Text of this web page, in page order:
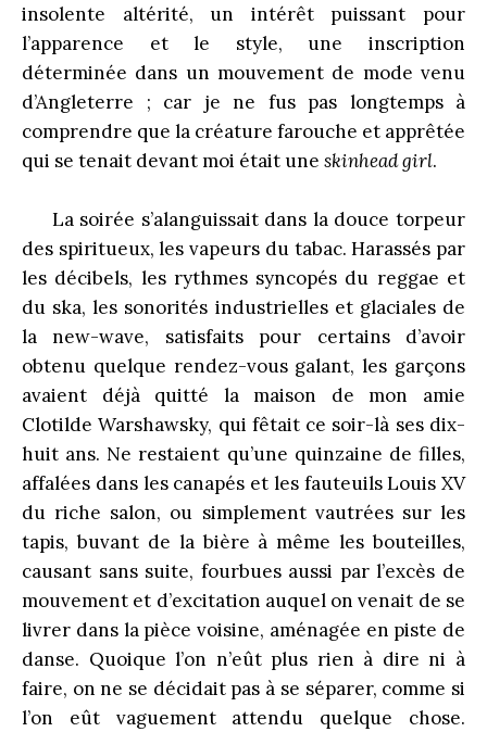
insolente altérité, un intérêt puissant pour
l’apparence et le style, une inscription
déterminée dans un mouvement de mode venu
d’Angleterre ; car je ne fus pas longtemps à
comprendre que la créature farouche et apprêtée
qui se tenait devant moi était une skinhead girl.
La soirée s’alanguissait dans la douce torpeur
des spiritueux, les vapeurs du tabac. Harassés par
les décibels, les rythmes syncopés du reggae et
du ska, les sonorités industrielles et glaciales de
la new-wave, satisfaits pour certains d’avoir
obtenu quelque rendez-vous galant, les garçons
avaient déjà quitté la maison de mon amie
Clotilde Warshawsky, qui fêtait ce soir-là ses dix-
huit ans. Ne restaient qu’une quinzaine de filles,
affalées dans les canapés et les fauteuils Louis XV
du riche salon, ou simplement vautrées sur les
tapis, buvant de la bière à même les bouteilles,
causant sans suite, fourbues aussi par l’excès de
mouvement et d’excitation auquel on venait de se
livrer dans la pièce voisine, aménagée en piste de
danse. Quoique l’on n’eût plus rien à dire ni à
faire, on ne se décidait pas à se séparer, comme si
l’on eût vaguement attendu quelque chose.